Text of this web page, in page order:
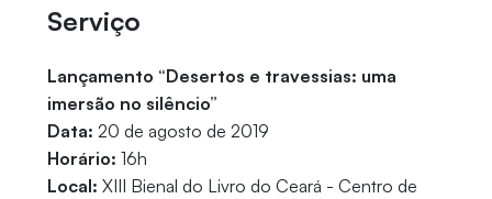
Serviço
Lançamento “Desertos e travessias: uma
imersão no silêncio”
Data: 20 de agosto de 2019
Horário: 16h
Local: XIII Bienal do Livro do Ceará - Centro de